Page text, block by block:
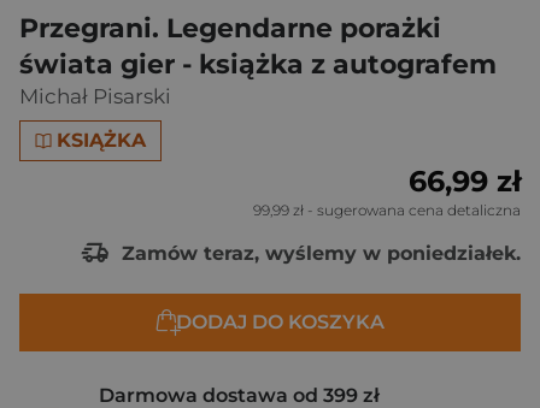
Przegrani. Legendarne porażki
świata gier - książka z autografem
Michał Pisarski
KSIĄŻKA
66,99 zł
99,99 zł - sugerowana cena detaliczna
Zamów teraz, wyślemy w poniedziałek.
DODAJ DO KOSZYKA
Darmowa dostawa od 399 zł